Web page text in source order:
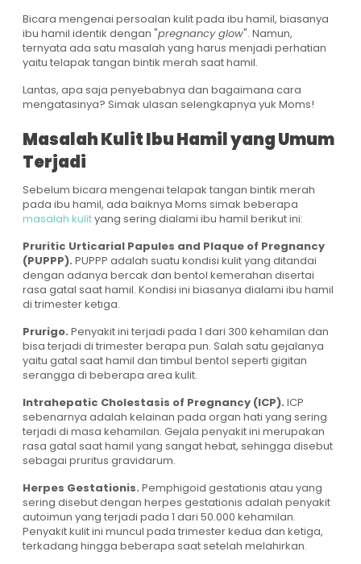
Bicara mengenai persoalan kulit pada ibu hamil, biasanya
ibu hamil identik dengan "pregnancy glow". Namun,
ternyata ada satu masalah yang harus menjadi perhatian
yaitu telapak tangan bintik merah saat hamil.
Lantas, apa saja penyebabnya dan bagaimana cara
mengatasinya? Simak ulasan selengkapnya yuk Moms!
Masalah Kulit Ibu Hamil yang Umum
Terjadi
Sebelum bicara mengenai telapak tangan bintik merah
pada ibu hamil, ada baiknya Moms simak beberapa
masalah kulityang sering dialami ibu hamil berikut ini:
Pruritic Urticarial Papules and Plaque of Pregnancy
(PUPPP). PUPPP adalah suatu kondisi kulit yang ditandai
dengan adanya bercak dan bentol kemerahan disertai
rasa gatal saat hamil. Kondisi ini biasanya dialami ibu hamil
di trimester ketiga.
Prurigo. Penyakit ini terjadi pada 1 dari 300 kehamilan dan
bisa terjadi di trimester berapa pun. Salah satu gejalanya
yaitu gatal saat hamil dan timbul bentol seperti gigitan
serangga di beberapa area kulit.
Intrahepatic Cholestasis of Pregnancy (ICP). ICP
sebenarnya adalah kelainan pada organ hati yang sering
terjadi di masa kehamilan. Gejala penyakit ini merupakan
rasa gatal saat hamil yang sangat hebat, sehingga disebut
sebagai pruritus gravidarum.
Herpes Gestationis. Pemphigoid gestationis atau yang
sering disebut dengan herpes gestationis adalah penyakit
autoimun yang terjadi pada 1 dari 50.000 kehamilan.
Penyakit kulit ini muncul pada trimester kedua dan ketiga,
terkadang hingga beberapa saat setelah melahirkan.